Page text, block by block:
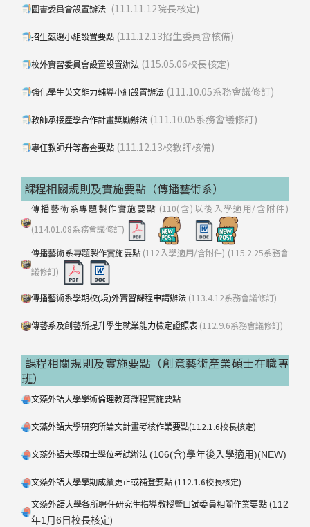
圖書委員會設置辦法 (111.11.12院長核定)
招生甄選小組設置要點 (111.12.13招生委員會核備)
校外實習委員會設置設置辦法 (115.05.06校長核定)
強化學生英文能力輔導小組設置辦法 (111.10.05系務會議修訂)
教師承接產學合作計畫獎勵辦法 (111.10.05系務會議修訂)
專任教師升等審查要點 (111.12.13校教評核備)
課程相關規則及實施要點（傳播藝術系）
傳播藝術系專題製作實施要點 (110(含)以後入學適用/含附件)
(114.01.08系務會議修訂)
傳播藝術系專題製作實施要點(112入學適用/含附件) (115.2.25系務會
議修訂)
傳播藝術系學期校(境)外實習課程申請辦法 (113.4.12系務會議修訂)
傳藝系及創藝所提升學生就業能力檢定證照表 (112.9.6系務會議修訂)
課程相關規則及實施要點（創意藝術產業碩士在職專
班）
文藻外語大學學術倫理教育課程實施要點
文藻外語大學研究所論文計畫考核作業要點(112.1.6校長核定)
文藻外語大學碩士學位考試辦法 (106(含)學年後入學適用)(NEW)
文藻外語大學學期成績更正或補登要點 (112.1.6校長核定)
文藻外語大學各所聘任研究生指導教授暨口試委員相關作業要點(112
年1月6日校長核定)